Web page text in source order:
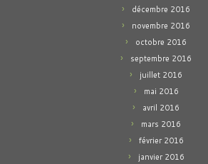
décembre 2016
novembre 2016
octobre 2016
septembre 2016
juillet 2016
mai 2016
avril 2016
mars 2016
février 2016
janvier 2016